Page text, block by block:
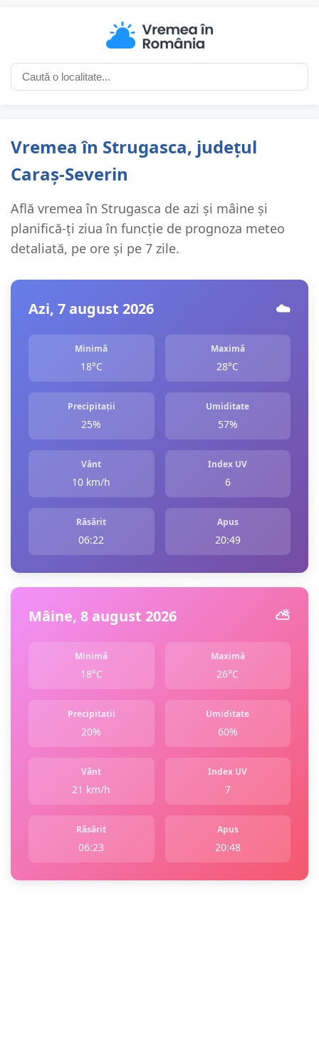
Vremea în Strugasca, județul
Caraș-Severin
Află vremea în Strugasca de azi și mâine și
planifică-ți ziua în funcție de prognoza meteo
detaliată, pe ore și pe 7 zile.
Azi, 7 august 2026 ☁️
Minimă
18°C
Maximă
28°C
Precipitații
25%
Umiditate
57%
Vânt
10 km/h
Index UV
6
Răsărit
06:22
Apus
20:49
Mâine, 8 august 2026 ⛅️
Minimă
18°C
Maximă
26°C
Precipitații
20%
Umiditate
60%
Vânt
21 km/h
Index UV
7
Răsărit
06:23
Apus
20:48